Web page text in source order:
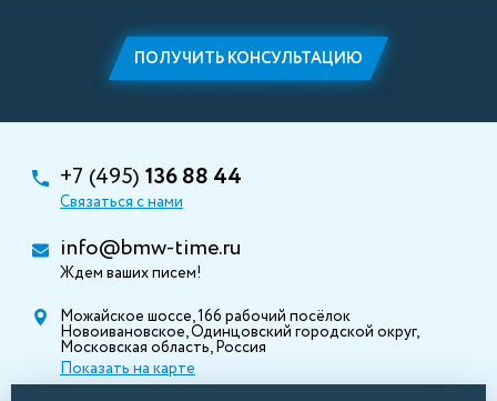
ПОЛУЧИТЬ КОНСУЛЬТАЦИЮ
+7 (495) 136 88 44
Связаться с нами
info@bmw-time.ru
Ждем ваших писем!
Можайское шоссе, 166 рабочий посёлок
Новоивановское, Одинцовский городской округ,
Московская область, Россия
Показать на карте